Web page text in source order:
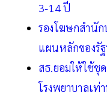
3-14 ปี
รองโฆษกสำนัก
แผนหลักของรั
สธ.ยอมให้ใช้ชุ
โรงพยาบาลเท่